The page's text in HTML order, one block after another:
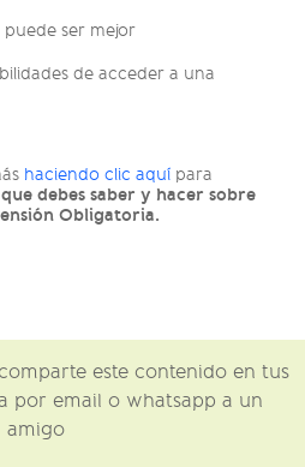
ser mejor
de acceder a una
haciendo clic aquí para
debes saber y hacer sobre
Obligatoria.
este contenido en tus
por email o whatsapp a un
amigo